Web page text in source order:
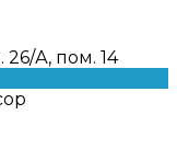
26/А, пом. 14